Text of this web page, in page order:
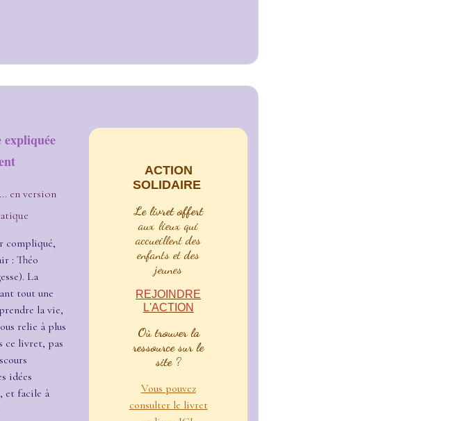
expliquée
en version
compliqué,
: Théo
La
tout une
la vie,
relie à plus
ce livret, pas
idées
et facile à
ACTION
SOLIDAIRE
Le livret offert
aux lieux qui
accueillentdes
enfants et des
jeunes
REJOINDRE
L'ACTION
Où trouver la
ressource sur le
site ?
Vous pouvez
consulter le livret